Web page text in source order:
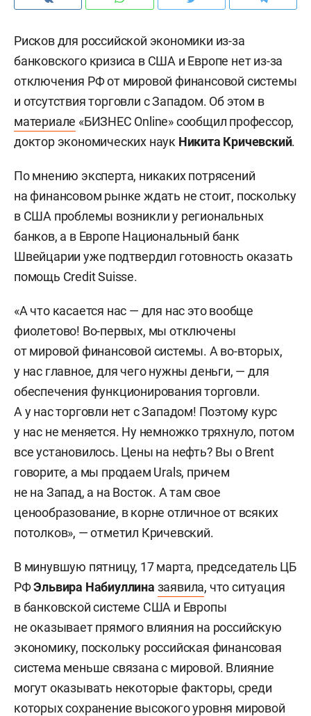
Рисков для российской экономики из-за
банковского кризиса в США и Европе нет из-за
отключения РФ от мировой финансовой системы
и отсутствия торговли с Западом. Об этом в
материале «БИЗНЕС Online» сообщил профессор,
доктор экономических наук Никита Кричевский.
По мнению эксперта, никаких потрясений
на финансовом рынке ждать не стоит, поскольку
в США проблемы возникли у региональных
банков, а в Европе Национальный банк
Швейцарии уже подтвердил готовность оказать
помощь Credit Suisse.
«А что касается нас — для нас это вообще
фиолетово! Во-первых, мы отключены
от мировой финансовой системы. А во-вторых,
у нас главное, для чего нужны деньги, — для
обеспечения функционирования торговли.
А у нас торговли нет с Западом! Поэтому курс
у нас не меняется. Ну немножко тряхнуло, потом
все установилось. Цены на нефть? Вы о Brent
говорите, а мы продаем Urals, причем
не на Запад, а на Восток. А там свое
ценообразование, в корне отличное от всяких
потолков», — отметил Кричевский.
В минувшую пятницу, 17 марта, председатель ЦБ
РФЭльвира Набиуллина заявила, что ситуация
в банковской системе США и Европы
не оказывает прямого влияния на российскую
экономику, поскольку российская финансовая
система меньше связана с мировой. Влияние
могут оказывать некоторые факторы, среди
которых сохранение высокого уровня мировой